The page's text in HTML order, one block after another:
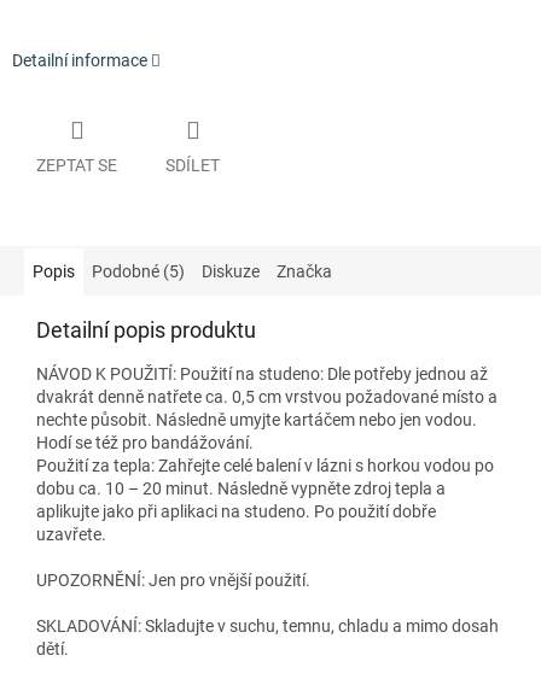
Detailní informace
ZEPTAT SE SDÍLET
Popis Podobné (5) Diskuze Značka
Detailní popis produktu
NÁVOD K POUŽITÍ: Použití na studeno: Dle potřeby jednou až
dvakrát denně natřete ca. 0,5 cm vrstvou požadované místo a
nechte působit. Následně umyjte kartáčem nebo jen vodou.
Hodí se též pro bandážování.
Použití za tepla: Zahřejte celé balení v lázni s horkou vodou po
dobu ca. 10 – 20 minut. Následně vypněte zdroj tepla a
aplikujte jako při aplikaci na studeno. Po použití dobře
uzavřete.
UPOZORNĚNÍ: Jen pro vnější použití.
SKLADOVÁNÍ: Skladujte v suchu, temnu, chladu a mimo dosah
dětí.